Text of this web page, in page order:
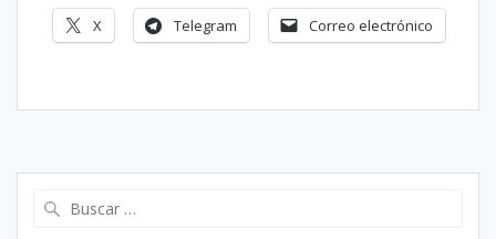
X Telegram Correo electrónico